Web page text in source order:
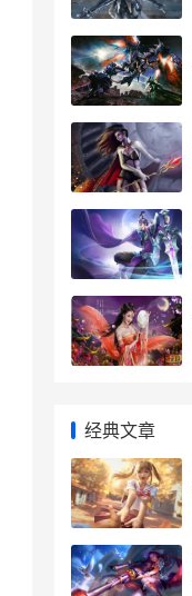
经典文章